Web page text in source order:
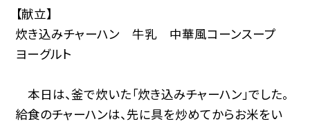
【献立】
炊き込みチャーハン 牛乳 中華風コーンスープ
ヨーグルト
本日は、釜で炊いた「炊き込みチャーハン」でした。
給食のチャーハンは、先に具を炒めてからお米をい